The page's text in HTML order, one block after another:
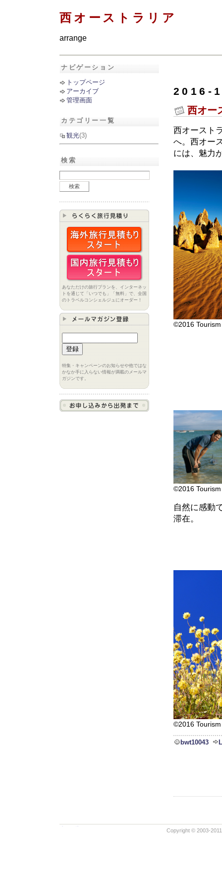
西オーストラリア
arrange
2016-
西オー
西オースト
へ。西オー
には、魅力
©2016
©2016
自然に感動
滞在。
©2016
bwt10043
ナビゲーション
トップページ
アーカイブ
管理画面
カテゴリー一覧
観光(3)
検索
あなただけの旅行プランを、インターネッ
トを通じて「いつでも」「無料」で、全国
のトラベルコンシェルジュにオーダー！
特集・キャンペーンのお知らせや他ではな
かなか手に入らない情報が満載のメールマ
ガジンです。
Copyright © 2003-